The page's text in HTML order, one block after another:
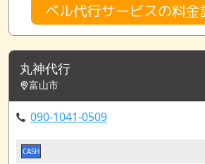
ベル代行サービスの料金
丸神代行
富山市
090-1041-0509
CASH